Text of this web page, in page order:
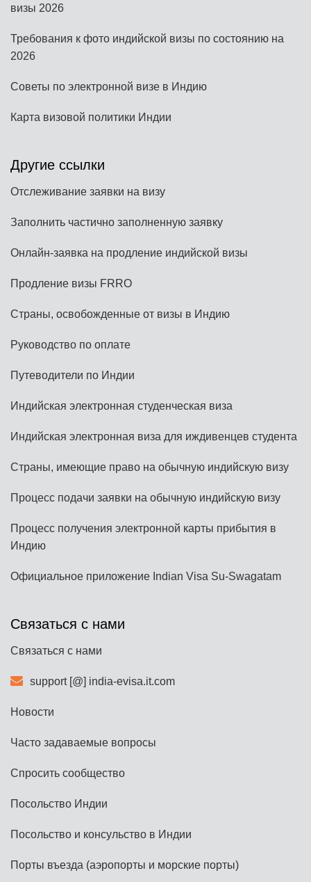
визы 2026
Требования к фото индийской визы по состоянию на
2026
Советы по электронной визе в Индию
Карта визовой политики Индии
Другие ссылки
Отслеживание заявки на визу
Заполнить частично заполненную заявку
Онлайн-заявка на продление индийской визы
Продление визы FRRO
Страны, освобожденные от визы в Индию
Руководство по оплате
Путеводители по Индии
Индийская электронная студенческая виза
Индийская электронная виза для иждивенцев студента
Страны, имеющие право на обычную индийскую визу
Процесс подачи заявки на обычную индийскую визу
Процесс получения электронной карты прибытия в
Индию
Официальное приложение Indian Visa Su-Swagatam
Связаться с нами
Связаться с нами
support [@] india-evisa.it.com
Новости
Часто задаваемые вопросы
Спросить сообщество
Посольство Индии
Посольство и консульство в Индии
Порты въезда (аэропорты и морские порты)